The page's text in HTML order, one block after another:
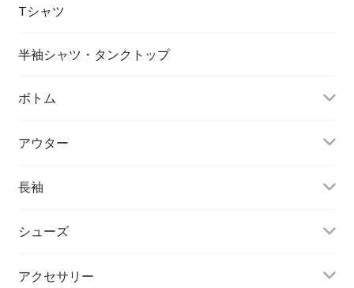
Tシャツ
半袖シャツ・タンクトップ
ボトム
アウター
長袖
シューズ
アクセサリー